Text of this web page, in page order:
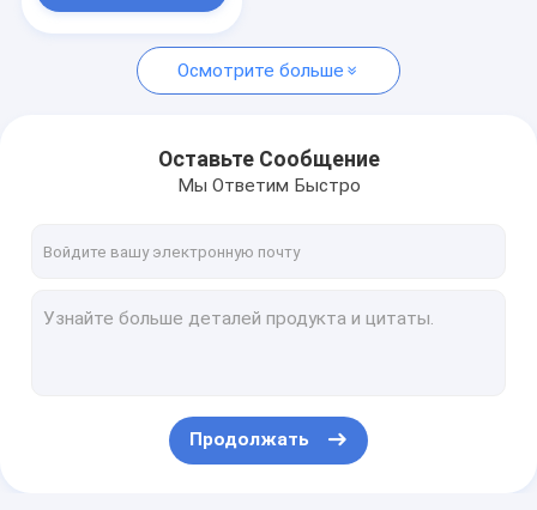
Осмотрите больше
Оставьте Сообщение
Мы Ответим Быстро
Продолжать